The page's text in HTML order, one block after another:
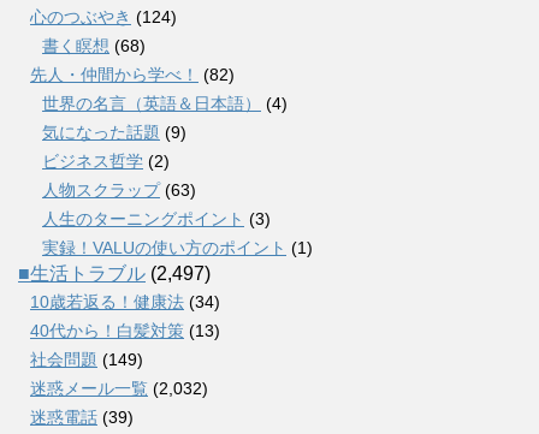
心のつぶやき (124)
書く瞑想 (68)
先人・仲間から学べ！
(82)
世界の名言（英語＆日本語）
(4)
気になった話題 (9)
ビジネス哲学 (2)
人物スクラップ(63)
人生のターニングポイント (3)
実録！VALUの使い方のポイント (1)
■生活トラブル (2,497)
10歳若返る！健康法 (34)
40代から！白髪対策 (13)
社会問題 (149)
迷惑メール一覧 (2,032)
迷惑電話 (39)